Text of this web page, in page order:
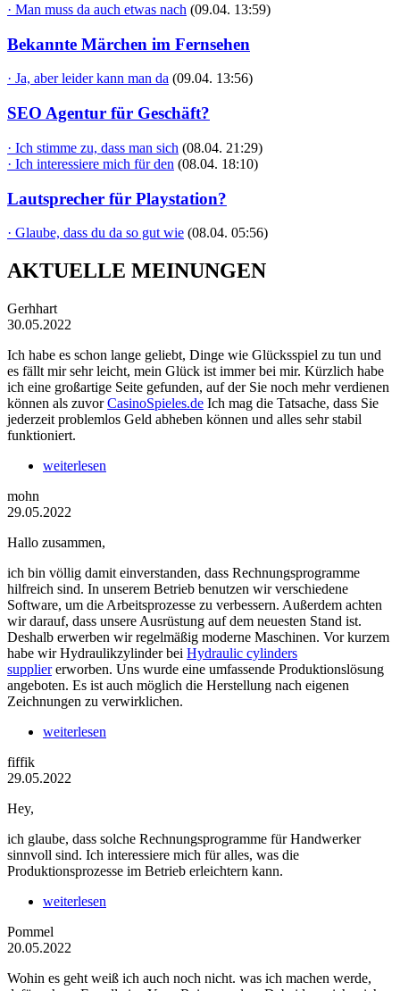
· Man muss da auch etwas nach (09.04. 13:59)
Bekannte Märchen im Fernsehen
· Ja, aber leider kann man da (09.04. 13:56)
SEO Agentur für Geschäft?
· Ich stimme zu, dass man sich (08.04. 21:29)
· Ich interessiere mich für den (08.04. 18:10)
Lautsprecher für Playstation?
· Glaube, dass du da so gut wie (08.04. 05:56)
AKTUELLE MEINUNGEN
Gerhhart
30.05.2022
Ich habe es schon lange geliebt, Dinge wie Glücksspiel zu tun und
es fällt mir sehr leicht, mein Glück ist immer bei mir. Kürzlich habe
ich eine großartige Seite gefunden, auf der Sie noch mehr verdienen
können als zuvorCasinoSpieles.de Ich mag die Tatsache, dass Sie
jederzeit problemlos Geld abheben können und alles sehr stabil
funktioniert.
weiterlesen
mohn
29.05.2022
Hallo zusammen,
ich bin völlig damit einverstanden, dass Rechnungsprogramme
hilfreich sind. In unserem Betrieb benutzen wir verschiedene
Software, um die Arbeitsprozesse zu verbessern. Außerdem achten
wir darauf, dass unsere Ausrüstung auf dem neuesten Stand ist.
Deshalb erwerben wir regelmäßig moderne Maschinen. Vor kurzem
habe wir Hydraulikzylinder bei Hydraulic cylinders
suppliererworben. Uns wurde eine umfassende Produktionslösung
angeboten. Es ist auch möglich die Herstellung nach eigenen
Zeichnungen zu verwirklichen.
weiterlesen
fiffik
29.05.2022
Hey,
ich glaube, dass solche Rechnungsprogramme für Handwerker
sinnvoll sind. Ich interessiere mich für alles, was die
Produktionsprozesse im Betrieb erleichtern kann.
weiterlesen
Pommel
20.05.2022
Wohin es geht weiß ich auch noch nicht. was ich machen werde,